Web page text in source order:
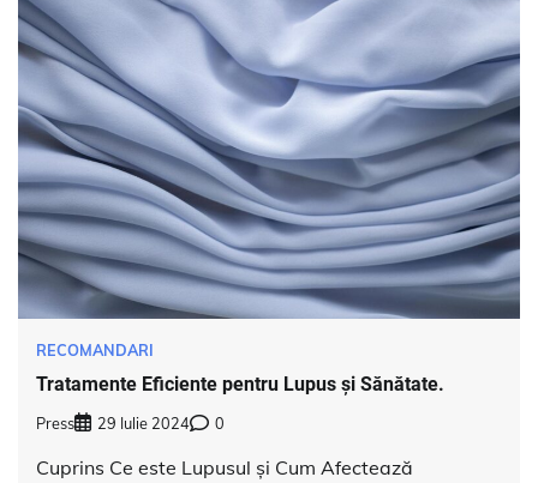
RECOMANDARI
Tratamente Eficiente pentru Lupus și Sănătate.
Press 29 Iulie 2024 0
Cuprins Ce este Lupusul și Cum Afectează